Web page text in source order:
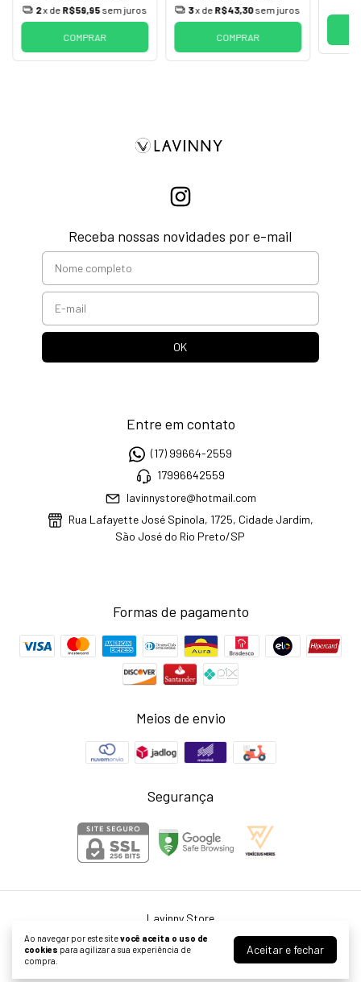
Ao navegar por este sitevocê aceita o uso de
cookies para agilizar a sua experiência de
compra.
Aceitar e fechar
2x de R$59,95 sem juros
COMPRAR
3x de R$43,30sem juros
COMPRAR
Receba nossas novidades por e-mail
Entre em contato
(17) 99664-2559
17996642559
lavinnystore@hotmail.com
Rua Lafayette José Spinola, 1725, Cidade Jardim,
São José do Rio Preto/SP
Formas de pagamento
Meios de envio
Segurança
Lavinny Store
©2026. Larissa Neris Cardoso Agostini ME - 39999976000155. Todos os
direitos reservados.